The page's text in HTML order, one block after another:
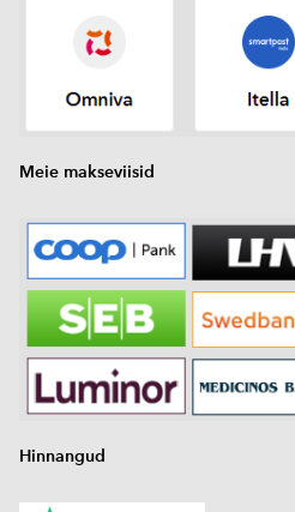
Meie makseviisid
Hinnangud